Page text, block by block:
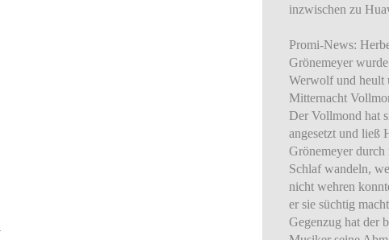
inzwischen zu
Promi-News:
Grönemeyer
Werwolf und heult
Mitternacht
Der Vollmond hat
angesetzt und ließ
Grönemeyer durch
Schlaf wandeln,
nicht wehren
er sie süchtig
Gegenzug hat der